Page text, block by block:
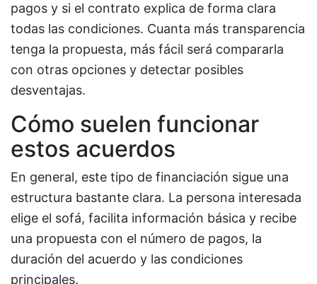
pagos y si el contrato explica de forma clara
todas las condiciones. Cuanta más transparencia
tenga la propuesta, más fácil será compararla
con otras opciones y detectar posibles
desventajas.
Cómo suelen funcionar
estos acuerdos
En general, este tipo de financiación sigue una
estructura bastante clara. La persona interesada
elige el sofá, facilita información básica y recibe
una propuesta con el número de pagos, la
duración del acuerdo y las condiciones
principales.